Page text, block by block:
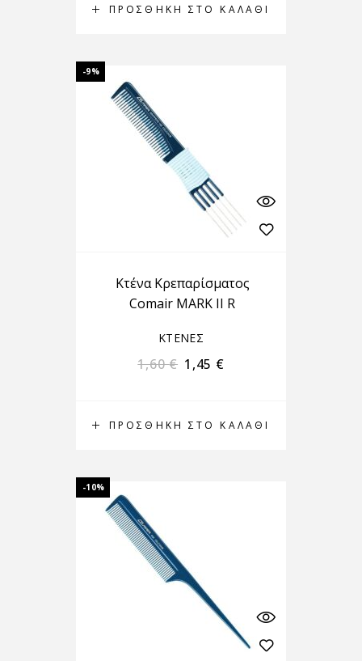
ΠΡΟΣΘΉΚΗ ΣΤΟ ΚΑΛΆΘΙ
-9%
ΠΡΟΣΘΉΚΗ ΣΤΟ ΚΑΛΆΘΙ
Κτένα Κρεπαρίσματος
Comair MARK II R
ΚΤΕΝΕΣ
1,60€ 1,45 €
-10%